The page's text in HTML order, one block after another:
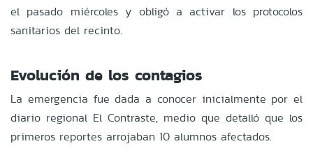
el pasado miércoles y obligó a activar los protocolos
sanitarios del recinto.
Evolución de los contagios
La emergencia fue dada a conocer inicialmente por el
diario regional El Contraste, medio que detalló que los
primeros reportes arrojaban 10 alumnos afectados.